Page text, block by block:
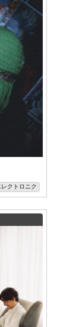
レクトロニク